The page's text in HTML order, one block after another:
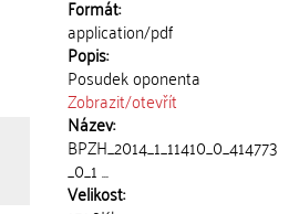
Formát:
application/pdf
Popis:
Posudek oponenta
Zobrazit/otevřít
Název:
BPZH_2014_1_11410_0_414773
_0_1 ...
Velikost: